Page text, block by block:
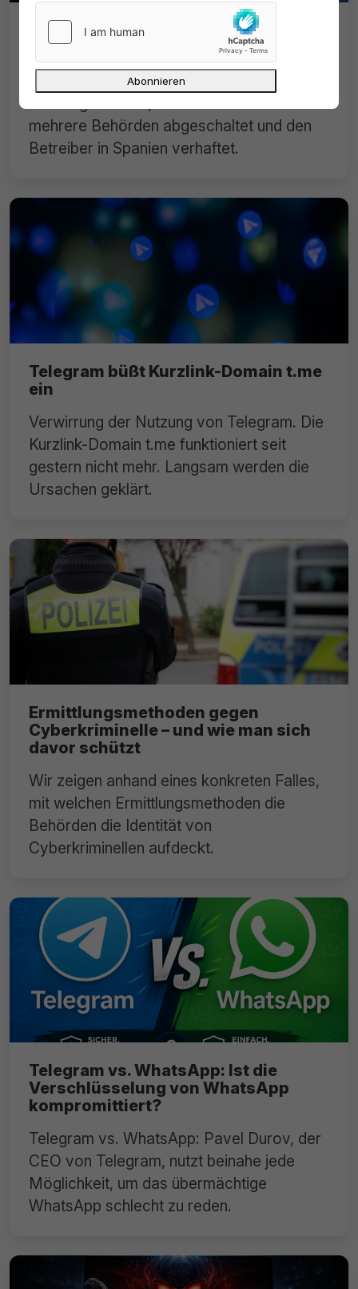
Neues Crimenetwork
hochgenommen, Betreiber verhaftet
Auch das neue Crimenetwork war nicht
mehrere Behörden abgeschaltet und den
Betreiber in Spanien verhaftet.
Telegram büßt Kurzlink-Domain t.me
ein
Verwirrung der Nutzung von Telegram. Die
Kurzlink-Domain t.me funktioniert seit
gestern nicht mehr. Langsam werden die
Ursachen geklärt.
Ermittlungsmethoden gegen
Cyberkriminelle – und wie man sich
davor schützt
Wir zeigen anhand eines konkreten Falles,
mit welchen Ermittlungsmethoden die
Behörden die Identität von
Cyberkriminellen aufdeckt.
Telegram vs. WhatsApp: Ist die
Verschlüsselung von WhatsApp
kompromittiert?
Telegram vs. WhatsApp: Pavel Durov, der
CEO von Telegram, nutzt beinahe jede
Möglichkeit, um das übermächtige
WhatsApp schlecht zu reden.